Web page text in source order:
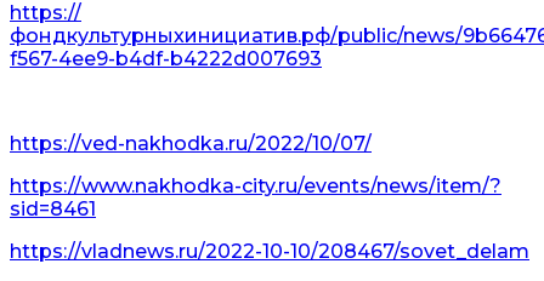
https://
фондкультурныхинициатив.рф/public/news/
f567-4ee9-b4df-b4222d007693
https://ved-nakhodka.ru/2022/10/07/
https://www.nakhodka-city.ru/events/news/item/?
sid=8461
https://vladnews.ru/2022-10-10/208467/sovet_delam